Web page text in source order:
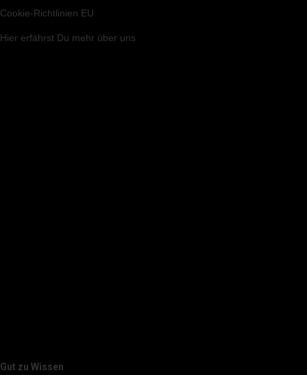
Cookie-Richtlinien EU
Hier erfährst Du mehr über uns
Gut zu Wissen